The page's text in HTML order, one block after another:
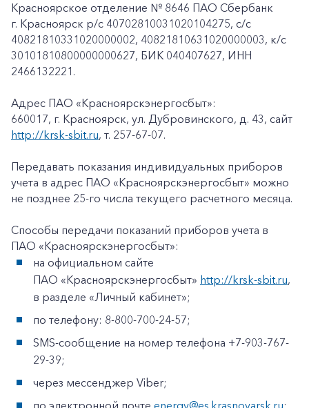
Красноярское отделение № 8646 ПАО Сбербанк
г. Красноярск p/c 40702810031020104275, с/с
40821810331020000002, 40821810631020000003, к/c
30101810800000000627, БИК 040407627, ИНН
2466132221.
Адрес ПАО «Красноярскэнергосбыт»:
660017, г. Красноярск, ул. Дубровинского, д. 43, сайт
http://krsk-sbit.ru, т. 257-67-07.
Передавать показания индивидуальных приборов
учета в адрес ПАО «Красноярскэнергосбыт» можно
не позднее 25-го числа текущего расчетного месяца.
Способы передачи показаний приборов учета в
ПАО «Красноярскэнергосбыт»:
на официальном сайте
ПАО «Красноярскэнергосбыт» http://krsk-sbit.ru,
в разделе «Личный кабинет»;
по телефону: 8-800-700-24-57;
SMS-сообщение на номер телефона +7-903-767-
29-39;
через мессенджер Viber;
по электронной почте energy@es.krasnoyarsk.ru;